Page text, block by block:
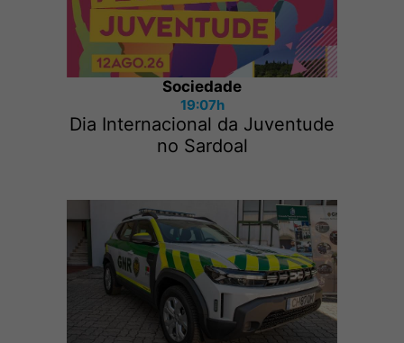
Sociedade
19:07h
Dia Internacional da Juventude
no Sardoal